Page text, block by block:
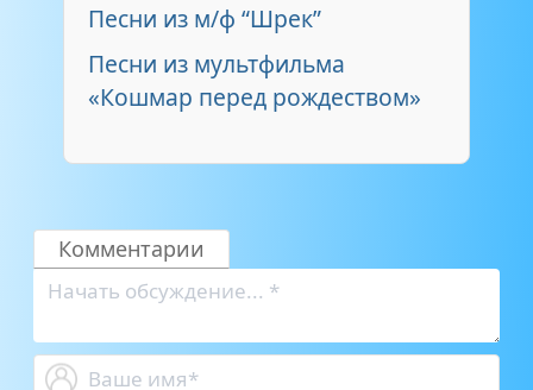
Песни из м/ф “Шрек”
Песни из мультфильма
«Кошмар перед рождеством»
Комментарии